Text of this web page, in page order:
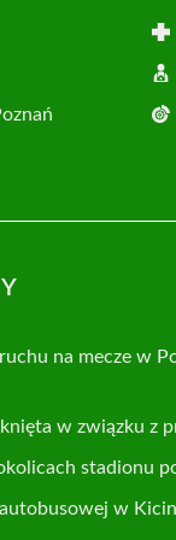
na mecze w
w związku z
stadionu
w